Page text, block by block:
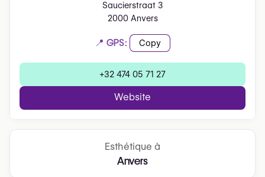
Saucierstraat 3
2000 Anvers
📍 GPS: Copy
+32 474 05 71 27
Website
Esthétique à
Anvers